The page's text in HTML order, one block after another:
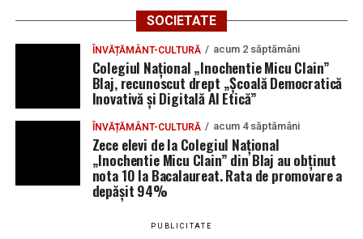
pas spre orașul european pe care ni-l dorim cu toții”, a
mai transmis primarul municipiului Blaj, Gheorghe
Valentin Rotar.
Adaugă blajinfo.ro ca sursă
preferată pe Google
Ultimele știri din Blaj
Volei Alba Blaj debutează la Constanța în noul
SOCIETATE
ÎNVĂȚĂMÂNT-CULTURĂ acum 2 săptămâni
Colegiul Național „Inochentie Micu Clain”
Blaj, recunoscut drept „Școală Democratică
Inovativă și Digitală AI Etică”
ÎNVĂȚĂMÂNT-CULTURĂ acum 4 săptămâni
Zece elevi de la Colegiul Național
„Inochentie Micu Clain” din Blaj au obținut
nota 10 la Bacalaureat. Rata de promovare a
depășit 94%
PUBLICITATE